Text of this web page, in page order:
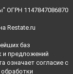
ОГРН 1147847086870
Restate.ru
баз
и предложений
означает согласие с